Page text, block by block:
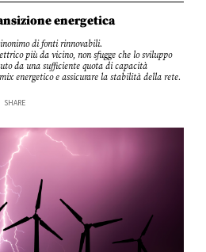
energetica
di fonti rinnovabili.
più da vicino, non sfugge che lo sviluppo
da una sufficiente quota di capacità
energetico e assicurare la stabilità della rete.
SHARE